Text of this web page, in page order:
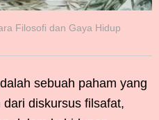
Filosofi dan Gaya Hidup
sebuah paham yang
diskursus filsafat,